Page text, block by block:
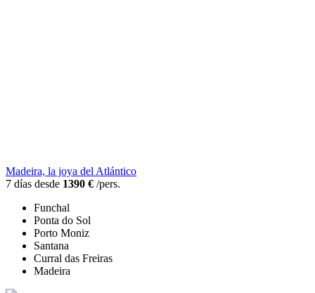
Madeira, la joya del Atlántico
7 días desde 1390 € /pers.
Funchal
Ponta do Sol
Porto Moniz
Santana
Curral das Freiras
Madeira